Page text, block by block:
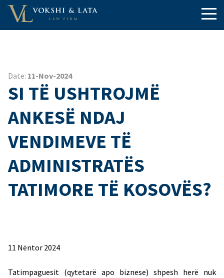
Date: 11-Nov-2024
SI TË USHTROJMË
ANKESË NDAJ
VENDIMEVE TË
ADMINISTRATËS
TATIMORE TË KOSOVËS?
11 Nëntor 2024
Tatimpaguesit (qytetarë apo biznese) shpesh herë nuk